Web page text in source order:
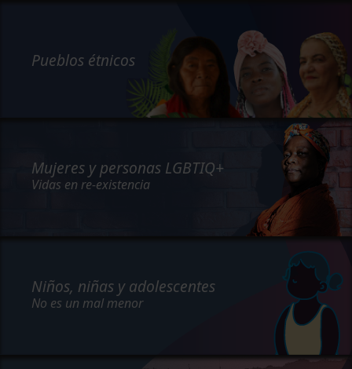
Pueblos étnicos
Mujeres y personas LGBTIQ+
Vidas en re-existencia
Niños, niñas y adolescentes
No es un mal menor